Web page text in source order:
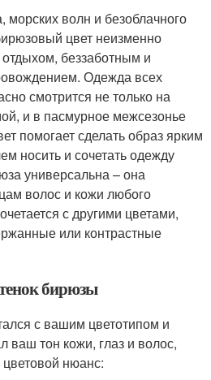
морских волн и безоблачного
цвет неизменно
беззаботным и
Одежда всех
смотрится не только на
и в пасмурное межсезонье
помогает сделать образ ярким
носить и сочетать одежду
универсальна – она
волос и кожи любого
с другими цветами,
или контрастные
бирюзы
с вашим цветотипом и
ваш тон кожи, глаз и волос,
нюанс: